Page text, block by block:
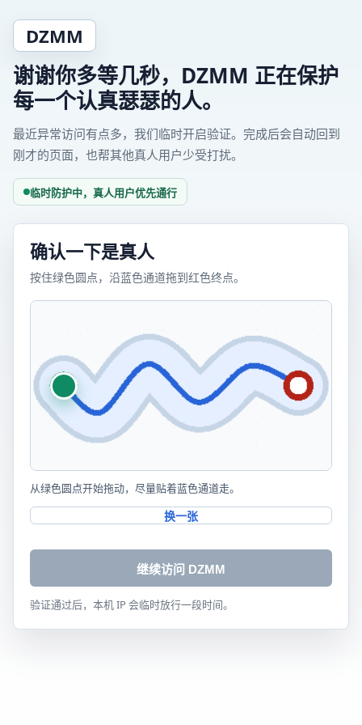
DZMM
谢谢你多等几秒，DZMM 正在保护
每一个认真瑟瑟的人。
最近异常访问有点多，我们临时开启验证。完成后会自动回到
刚才的页面，也帮其他真人用户少受打扰。
临时防护中，真人用户优先通行
确认一下是真人
按住绿色圆点，沿蓝色通道拖到红色终点。
从绿色圆点开始拖动，尽量贴着蓝色通道走。
换一张
继续访问 DZMM
验证通过后，本机 IP 会临时放行一段时间。